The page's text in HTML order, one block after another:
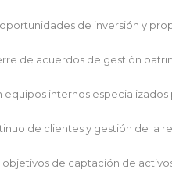
de inversión y
de acuerdos de gestión
internos especializados
de clientes y gestión de la
de captación de